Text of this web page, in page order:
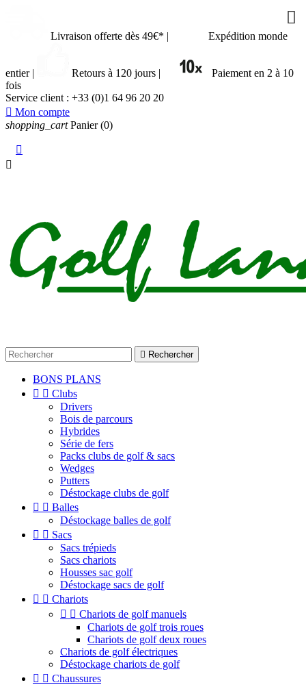
Livraison offerte dès 49€* | Expédition monde
entier | Retours à 120 jours |
Paiement en 2 à 10
fois
Service client : +33 (0)1 64 96 20 20
 Mon compte
shopping_cart Panier (0)


 Rechercher
BONS PLANS
  Clubs
Drivers
Bois de parcours
Hybrides
Série de fers
Packs clubs de golf & sacs
Wedges
Putters
Déstockage clubs de golf
  Balles
Déstockage balles de golf
  Sacs
Sacs trépieds
Sacs chariots
Housses sac golf
Déstockage sacs de golf
  Chariots
  Chariots de golf manuels
Chariots de golf trois roues
Chariots de golf deux roues
Chariots de golf électriques
Déstockage chariots de golf
  Chaussures


